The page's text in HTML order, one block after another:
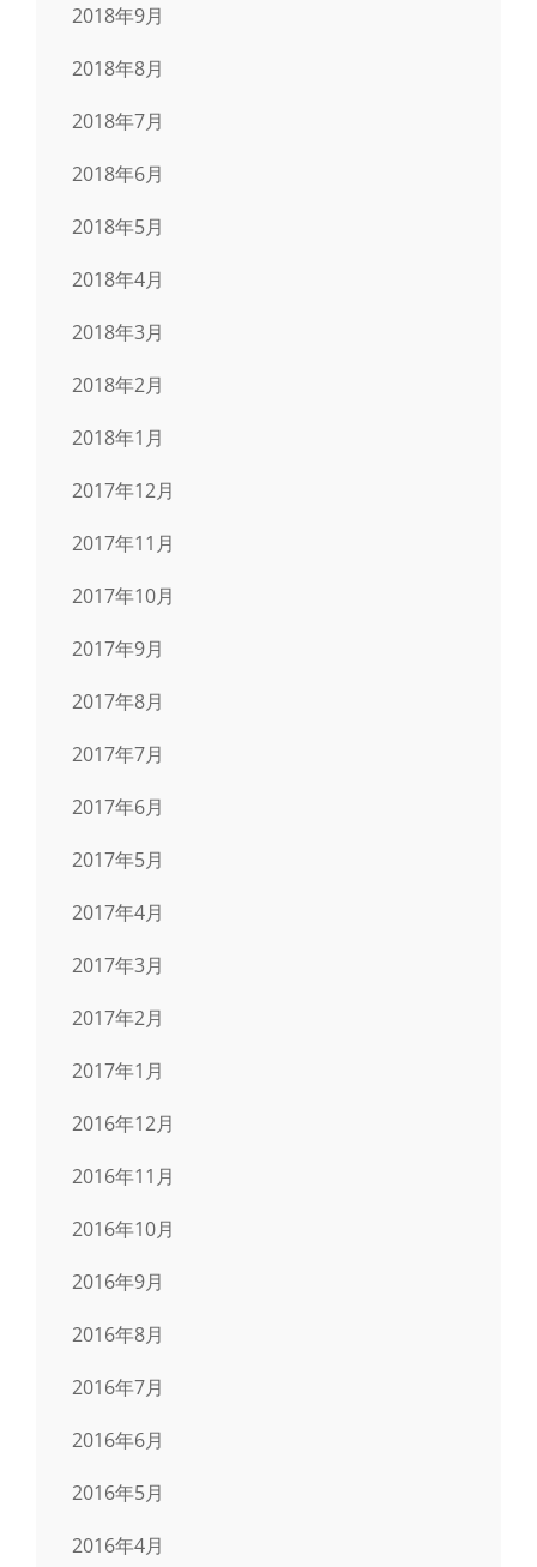
2018年9月
2018年8月
2018年7月
2018年6月
2018年5月
2018年4月
2018年3月
2018年2月
2018年1月
2017年12月
2017年11月
2017年10月
2017年9月
2017年8月
2017年7月
2017年6月
2017年5月
2017年4月
2017年3月
2017年2月
2017年1月
2016年12月
2016年11月
2016年10月
2016年9月
2016年8月
2016年7月
2016年6月
2016年5月
2016年4月